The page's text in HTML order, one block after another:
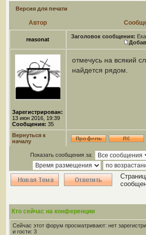
Версия для печати
Автор
reasonat Заголовок сообщения:
Зарегистрирован:
13 июн 2016, 19:39
Сообщения: 35
отмечусь на всякий
найдется рядом.
Вернуться к
началу
Показать сообщения за:
Кто сейчас на конференции
Сейчас этот форум просматривают: нет
и гости: 3